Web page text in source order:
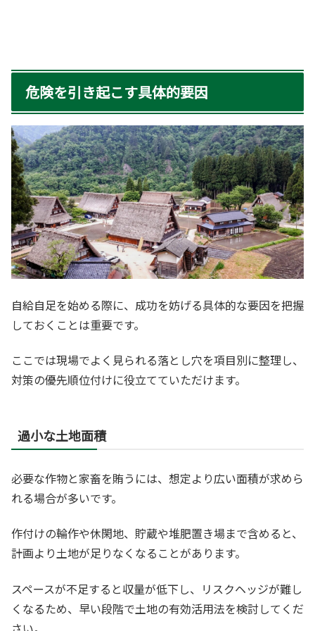
危険を引き起こす具体的要因
自給自足を始める際に、成功を妨げる具体的な要因を把握
しておくことは重要です。
ここでは現場でよく見られる落とし穴を項目別に整理し、
対策の優先順位付けに役立てていただけます。
過小な土地面積
必要な作物と家畜を賄うには、想定より広い面積が求めら
れる場合が多いです。
作付けの輪作や休閑地、貯蔵や堆肥置き場まで含めると、
計画より土地が足りなくなることがあります。
スペースが不足すると収量が低下し、リスクヘッジが難し
くなるため、早い段階で土地の有効活用法を検討してくだ